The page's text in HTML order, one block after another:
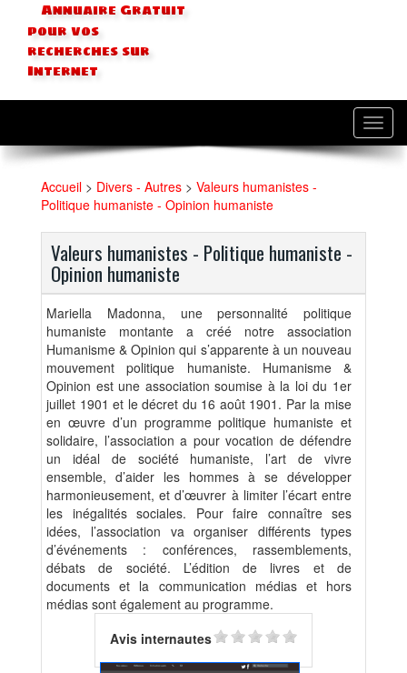
Annuaire Gratuit
pour vos
recherches sur
Internet
Accueil > Divers - Autres > Valeurs humanistes -
Politique humaniste - Opinion humaniste
Valeurs humanistes - Politique humaniste -
Opinion humaniste
Mariella Madonna, une personnalité politique
humaniste montante a créé notre association
Humanisme & Opinion qui s’apparente à un nouveau
mouvement politique humaniste. Humanisme &
Opinion est une association soumise à la loi du 1er
juillet 1901 et le décret du 16 août 1901. Par la mise
en œuvre d’un programme politique humaniste et
solidaire, l’association a pour vocation de défendre
un idéal de société humaniste, l’art de vivre
ensemble, d’aider les hommes à se développer
harmonieusement, et d’œuvrer à limiter l’écart entre
les inégalités sociales. Pour faire connaître ses
idées, l’association va organiser différents types
d’événements : conférences, rassemblements,
débats de société. L’édition de livres et de
documents et la communication médias et hors
médias sont également au programme.
Avis internautes